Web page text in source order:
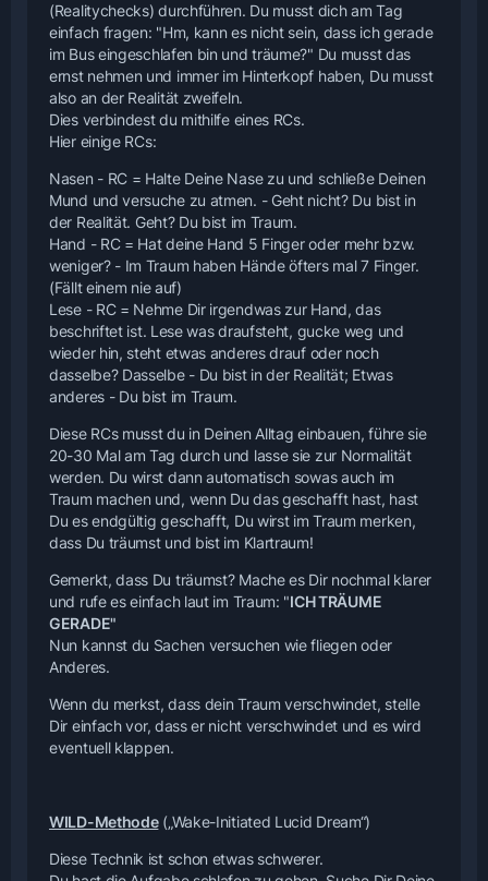
(Realitychecks) durchführen. Du musst dich am Tag
einfach fragen: "Hm, kann es nicht sein, dass ich gerade
im Bus eingeschlafen bin und träume?" Du musst das
ernst nehmen und immer im Hinterkopf haben, Du musst
also an der Realität zweifeln.
Dies verbindest du mithilfe eines RCs.
Hier einige RCs:
Nasen - RC = Halte Deine Nase zu und schließe Deinen
Mund und versuche zu atmen. - Geht nicht? Du bist in
der Realität. Geht? Du bist im Traum.
Hand - RC = Hat deine Hand 5 Finger oder mehr bzw.
weniger? - Im Traum haben Hände öfters mal 7 Finger.
(Fällt einem nie auf)
Lese - RC = Nehme Dir irgendwas zur Hand, das
beschriftet ist. Lese was draufsteht, gucke weg und
wieder hin, steht etwas anderes drauf oder noch
dasselbe? Dasselbe - Du bist in der Realität; Etwas
anderes - Du bist im Traum.
Diese RCs musst du in Deinen Alltag einbauen, führe sie
20-30 Mal am Tag durch und lasse sie zur Normalität
werden. Du wirst dann automatisch sowas auch im
Traum machen und, wenn Du das geschafft hast, hast
Du es endgültig geschafft, Du wirst im Traum merken,
dass Du träumst und bist im Klartraum!
Gemerkt, dass Du träumst? Mache es Dir nochmal klarer
und rufe es einfach laut im Traum: "ICH TRÄUME
GERADE"
Nun kannst du Sachen versuchen wie fliegen oder
Anderes.
Wenn du merkst, dass dein Traum verschwindet, stelle
Dir einfach vor, dass er nicht verschwindet und es wird
eventuell klappen.
WILD-Methode(„Wake-Initiated Lucid Dream“)
Diese Technik ist schon etwas schwerer.